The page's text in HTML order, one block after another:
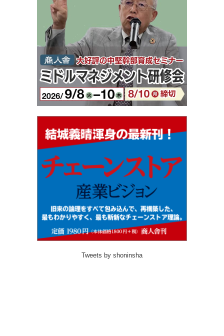
Tweets by shoninsha